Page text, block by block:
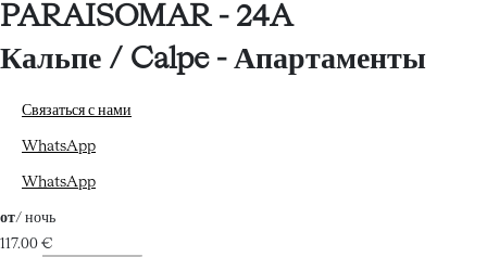
PARAISOMAR - 24A
Кальпе / Calpe - Апартаменты
Связаться с нами
WhatsApp
WhatsApp
от/ ночь
117.00 €